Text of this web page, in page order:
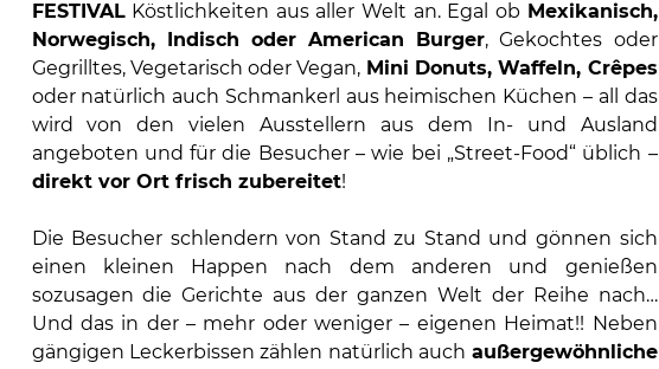
FESTIVALKöstlichkeiten aus aller Welt an. Egal ob
Mexikanisch,
Norwegisch, Indisch oder American Burger, Gekochtes oder
Gegrilltes, Vegetarisch oder Vegan, Mini Donuts, Waffeln, Crêpes
oder natürlich auch Schmankerl aus heimischen Küchen – all das
wird von den vielen Ausstellern aus dem In- und Ausland
angeboten und für die Besucher – wie bei „Street-Food“ üblich –
direkt vor Ort frisch zubereitet!
Die Besucher schlendern von Stand zu Stand und gönnen sich
einen kleinen Happen nach dem anderen und genießen
sozusagen die Gerichte aus der ganzen Welt der Reihe nach…
Und das in der – mehr oder weniger – eigenen Heimat!! Neben
gängigen Leckerbissen zählen natürlich auch außergewöhnliche